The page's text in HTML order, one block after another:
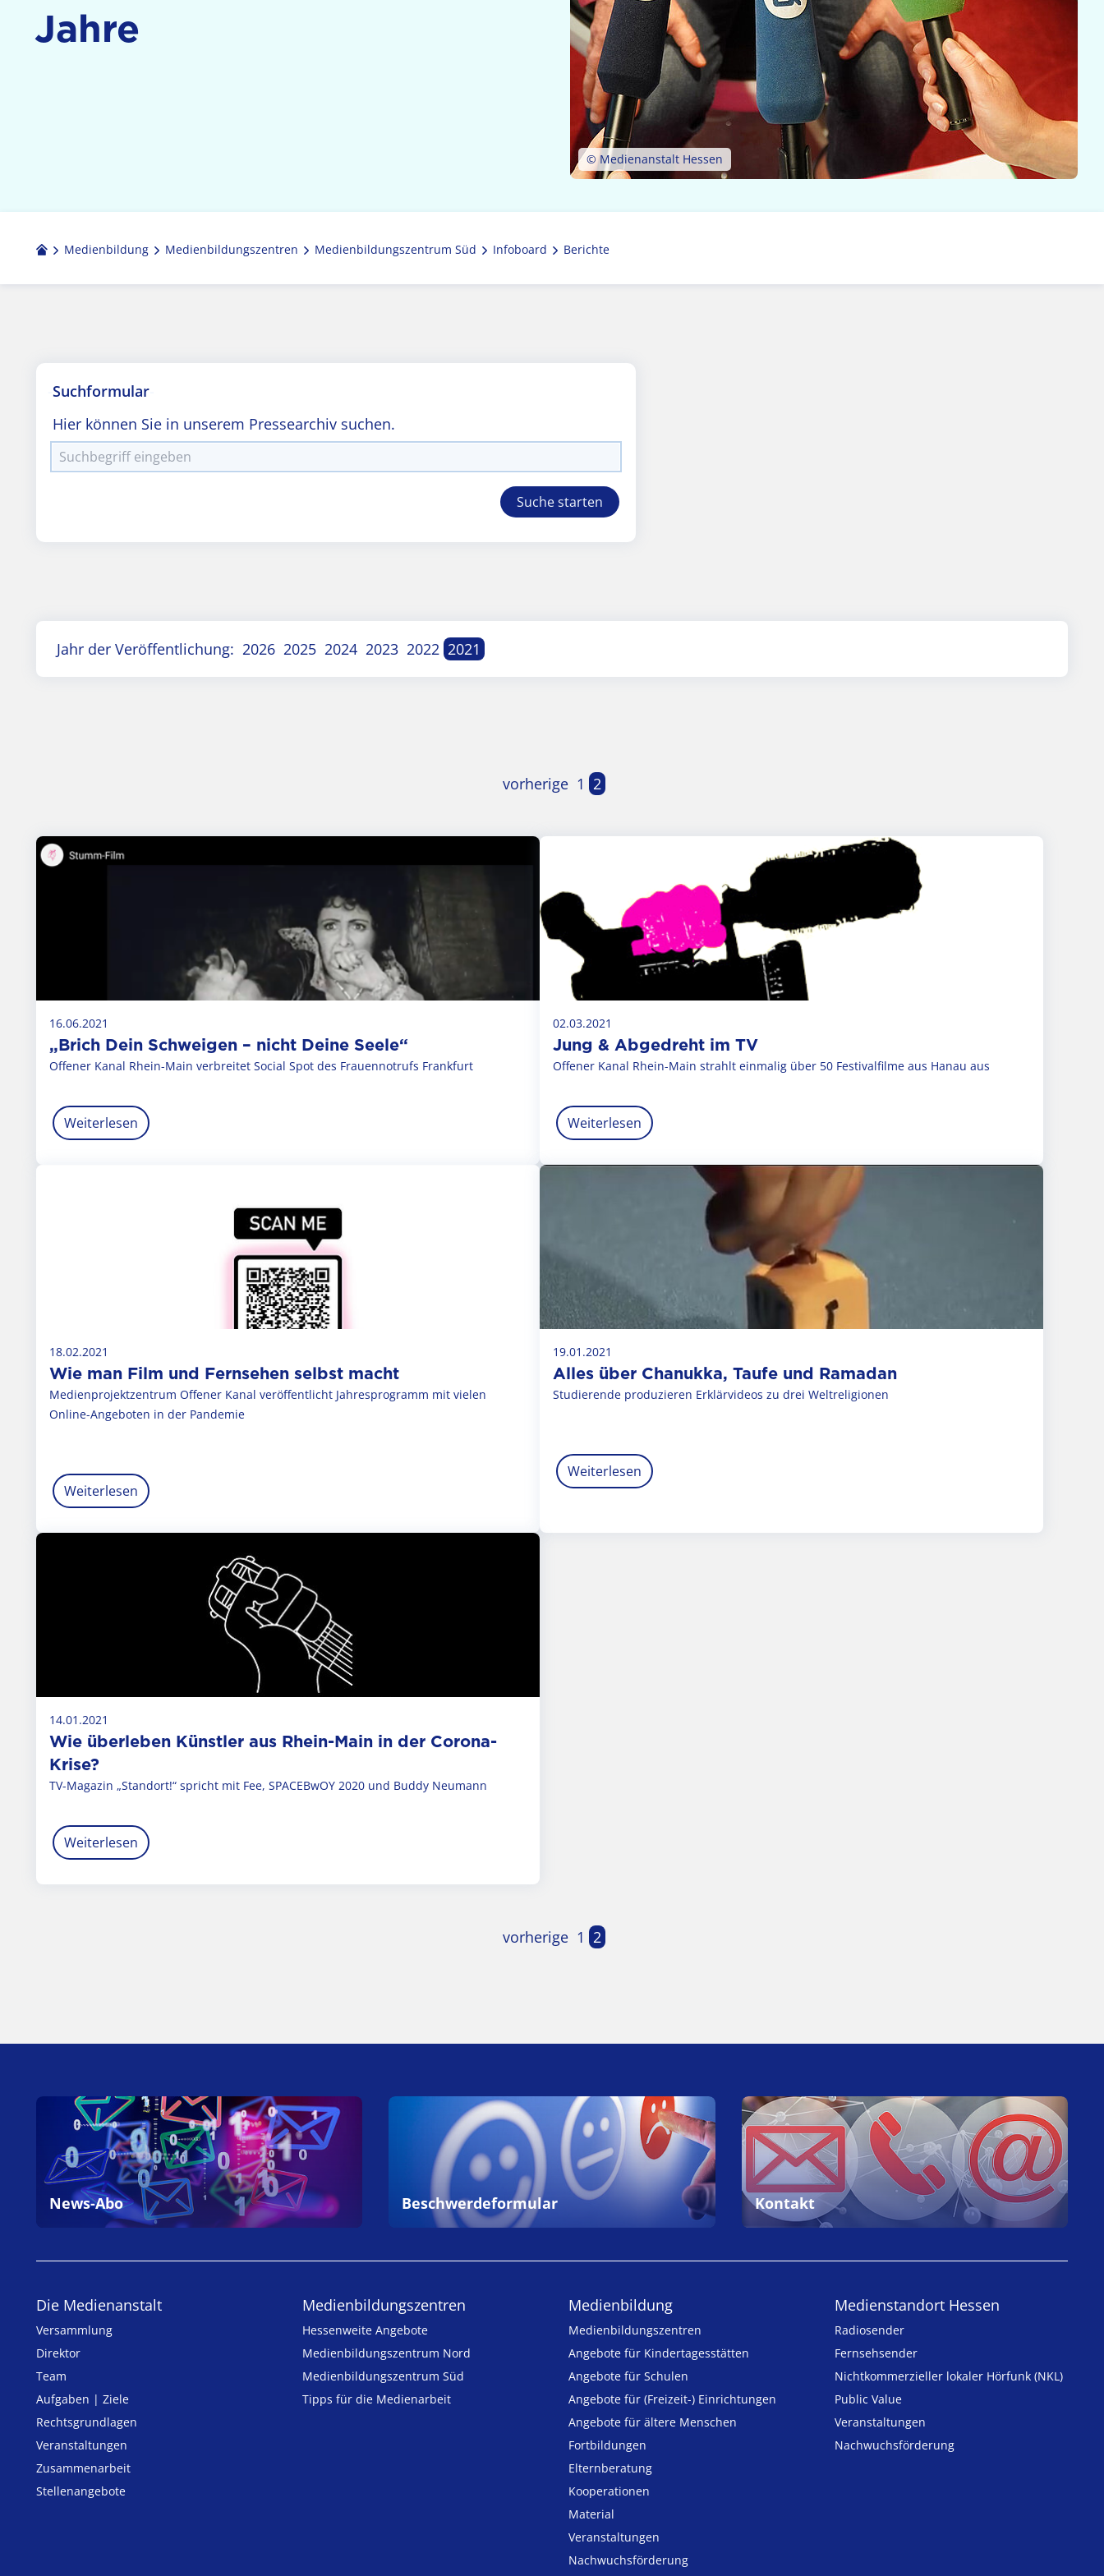
Jahre
© Medienanstalt Hessen
Medienbildung Medien­bildungs­zentren Medienbildungszentrum Süd Infoboard Berichte
Suchformular
Hier können Sie in unserem Pressearchiv suchen.
Jahr der Veröffentlichung: 2026 2025 2024 2023 2022 2021
vorherige 1 2
16.06.2021
„Brich Dein Schweigen – nicht Deine Seele“
Offener Kanal Rhein-Main verbreitet Social Spot des Frauennotrufs Frankfurt
Weiterlesen
02.03.2021
Jung & Abgedreht im TV
Offener Kanal Rhein-Main strahlt einmalig über 50 Festivalfilme aus Hanau aus
Weiterlesen
18.02.2021
Wie man Film und Fernsehen selbst macht
Medienprojektzentrum Offener Kanal veröffentlicht Jahresprogramm mit vielen
Online-Angeboten in der Pandemie
Weiterlesen
19.01.2021
Alles über Chanukka, Taufe und Ramadan
Studierende produzieren Erklärvideos zu drei Weltreligionen
Weiterlesen
14.01.2021
Wie überleben Künstler aus Rhein-Main in der Corona-
Krise?
TV-Magazin „Standort!“ spricht mit Fee, SPACEBwOY 2020 und Buddy Neumann
Weiterlesen
vorherige 1 2
News-Abo Beschwerdeformular Kontakt
Die Medienanstalt
Versammlung
Direktor
Team
Aufgaben | Ziele
Rechtsgrundlagen
Veranstaltungen
Zusammenarbeit
Stellenangebote
Medien­bildungs­zentren
Hessenweite Angebote
Medienbildungszentrum Nord
Medienbildungszentrum Süd
Tipps für die Medienarbeit
Medienbildung
Medien­bildungs­zentren
Angebote für Kinder­tages­stätten
Angebote für Schulen
Angebote für (Freizeit-) Ein­rich­tungen
Angebote für ältere Menschen
Fortbildungen
Elternberatung
Kooperationen
Material
Veranstaltungen
Nachwuchsförderung
Medienstandort Hessen
Radiosender
Fernsehsender
Nicht­kommer­zieller lo­ka­ler Hör­funk (NKL)
Public Value
Veranstaltungen
Nachwuchsförderung